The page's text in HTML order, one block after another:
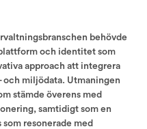
behövde
och identitet som
approach att integrera
miljödata. Utmaningen
stämde överens med
samtidigt som en
resonerade med